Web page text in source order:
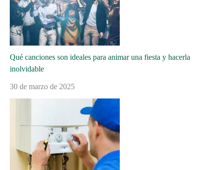
Qué canciones son ideales para animar una fiesta y hacerla
inolvidable
30 de marzo de 2025